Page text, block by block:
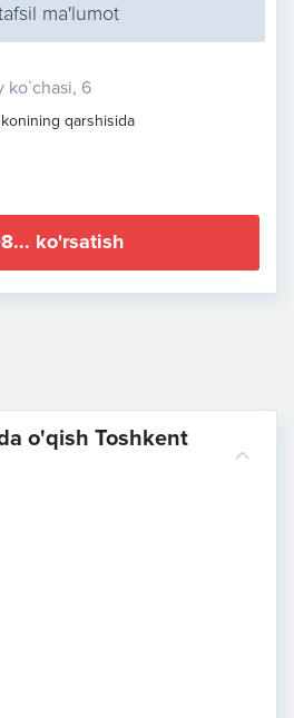
ma'lumot
ko`chasi, 6
qarshisida
ko'rsatish
o'qish Toshkent